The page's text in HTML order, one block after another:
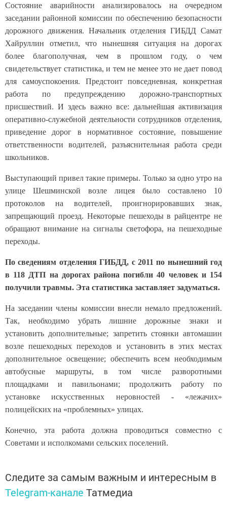
Состояние аварийности анализировалось на очередном
заседании районной комиссии по обеспечению безопасности
дорожного движения. Начальник отделения ГИБДД Самат
Хайруллин отметил, что нынешняя ситуация на дорогах
более благополучная, чем в прошлом году, о чем
свидетельствует статистика, и тем не менее это не дает повод
для самоуспокоения. Предстоит повседневная, конкретная
работа по предупреждению дорожно-транспортных
присшествий. И здесь важно все: дальнейшая активизация
оперативно-служебной деятельности сотрудников отделения,
приведение дорог в нормативное состояние, повышение
ответственности водителей, разъяснительная работа среди
школьников.
Выступающий привел такие примеры. Только за одно утро на
улице Шешминской возле лицея было составлено 10
протоколов на водителей, проигнорировавших знак,
запрещающий проезд. Некоторые пешеходы в райцентре не
обращают внимание на сигналы светофора, на пешеходные
переходы.
По сведениям отделения ГИБДД, с 2011 по нынешний год
в 118 ДТП на дорогах района погибли 40 человек и 154
получили травмы. Эта статистика заставляет задуматься.
На заседании члены комиссии внесли немало предложений.
Так, необходимо убрать лишние дорожные знаки и
установить дополнительные; запретить стоянки автомашин
возле пешеходных переходов и установить в этих местах
дополнительное освещение; обеспечить всем необходимым
автобусные маршруты, в том числе разворотными
площадками и павильонами; продолжить работу по
установке искусственных неровностей - «лежачих»
полицейских на «проблемных» улицах.
Конечно, эта работа должна проводиться совместно с
Советами и исполкомами сельских поселений.
Следите за самым важным и интересным в
Telegram-канале Татмедиа